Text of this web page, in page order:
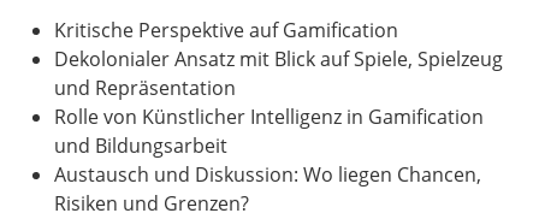
Kritische Perspektive auf Gamification
Dekolonialer Ansatz mit Blick auf Spiele, Spielzeug
und Repräsentation
Rolle von Künstlicher Intelligenz in Gamification
und Bildungsarbeit
Austausch und Diskussion: Wo liegen Chancen,
Risiken und Grenzen?